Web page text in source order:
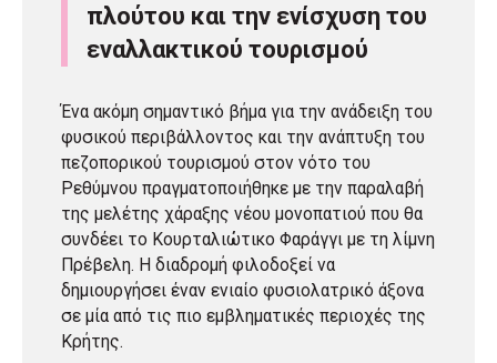
πλούτου και την ενίσχυση του
εναλλακτικού τουρισμού
Ένα ακόμη σημαντικό βήμα για την ανάδειξη του
φυσικού περιβάλλοντος και την ανάπτυξη του
πεζοπορικού τουρισμού στον νότο του
Ρεθύμνου πραγματοποιήθηκε με την παραλαβή
της μελέτης χάραξης νέου μονοπατιού που θα
συνδέει το Κουρταλιώτικο Φαράγγι με τη λίμνη
Πρέβελη. Η διαδρομή φιλοδοξεί να
δημιουργήσει έναν ενιαίο φυσιολατρικό άξονα
σε μία από τις πιο εμβληματικές περιοχές της
Κρήτης.